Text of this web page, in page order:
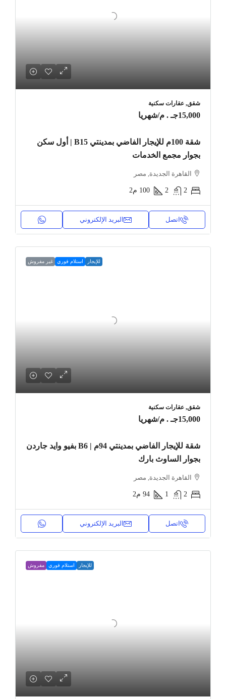
شقق, عقارات سكنية
15,000جـ . م /شهريا
شقة 100م للإيجار الفاضي بمدينتي B15 | أول سكن
بجوار مجمع الخدمات
القاهرة الجديدة, مصر
2
2
100 م2
اتصل البريد الإلكتروني
للإيجار استلام فوري غير مفروش
شقق, عقارات سكنية
15,000جـ . م /شهريا
شقة للإيجار الفاضي بمدينتي 94م | B6 بفيو وايد جاردن
بجوار الساوث بارك
القاهرة الجديدة, مصر
2
1
94 م2
اتصل البريد الإلكتروني
للإيجار استلام فوري مفروش